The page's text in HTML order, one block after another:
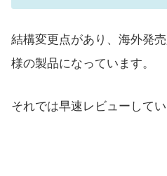
結構変更点があり、海外発
様の製品になっています。
それでは早速レビューしてい